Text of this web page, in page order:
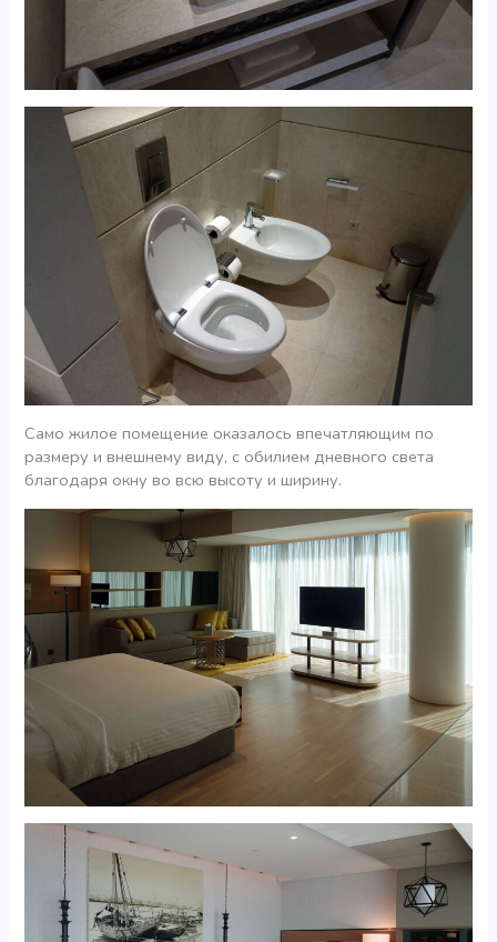
Само жилое помещение оказалось впечатляющим по
размеру и внешнему виду, с обилием дневного света
благодаря окну во всю высоту и ширину.